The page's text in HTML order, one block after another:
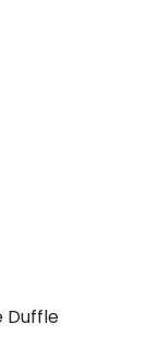
Duffle